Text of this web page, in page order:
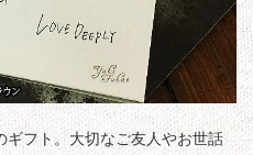
フト。大切なご友人やお世話